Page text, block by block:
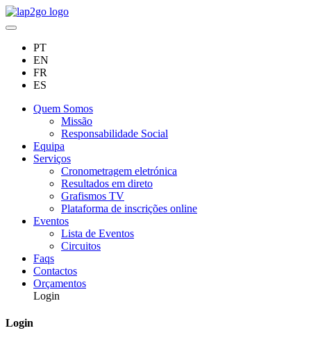
PT
EN
FR
ES
Quem Somos
Missão
Responsabilidade Social
Equipa
Serviços
Cronometragem eletrónica
Resultados em direto
Grafismos TV
Plataforma de inscrições online
Eventos
Lista de Eventos
Circuitos
Faqs
Contactos
Orçamentos
Login
Login